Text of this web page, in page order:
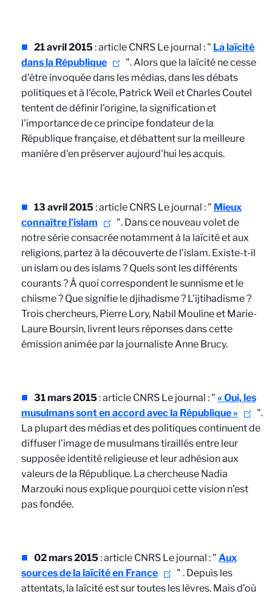
21 avril 2015: article CNRS Le journal : " La laïcité
dans la République
". Alors que la laïcité ne cesse
d'être invoquée dans les médias, dans les débats
politiques et à l'école, Patrick Weil et Charles Coutel
tentent de définir l'origine, la signification et
l'importance de ce principe fondateur de la
République française, et débattent sur la meilleure
manière d'en préserver aujourd'hui les acquis.
13 avril 2015: article CNRS Le journal : " Mieux
connaître l’islam
". Dans ce nouveau volet de
notre série consacrée notamment à la laïcité et aux
religions, partez à la découverte de l’islam. Existe-t-il
un islam ou des islams ? Quels sont les différents
courants ? À quoi correspondent le sunnisme et le
chiisme ? Que signifie le djihadisme ? L’ijtihadisme ?
Trois chercheurs, Pierre Lory, Nabil Mouline et Marie-
Laure Boursin, livrent leurs réponses dans cette
émission animée par la journaliste Anne Brucy.
31 mars 2015: article CNRS Le journal : " « Oui, les
musulmans sont en accord avec la République »
".
La plupart des médias et des politiques continuent de
diffuser l’image de musulmans tiraillés entre leur
supposée identité religieuse et leur adhésion aux
valeurs de la République. La chercheuse Nadia
Marzouki nous explique pourquoi cette vision n’est
pas fondée.
02 mars 2015: article CNRS Le journal : " Aux
sources de la laïcité en France
" . Depuis les
attentats, la laïcité est sur toutes les lèvres. Mais d’où